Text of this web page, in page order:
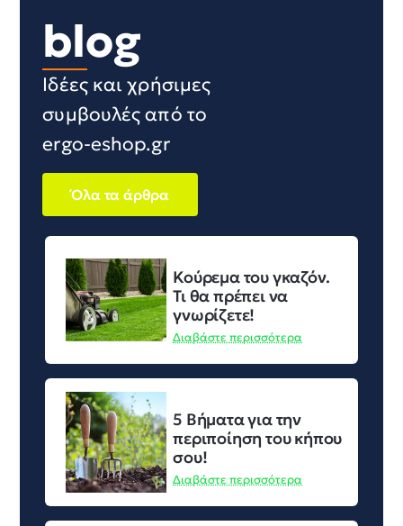
blog
Ιδέες και χρήσιμες
συμβουλές από το
ergo-eshop.gr
Όλα τα άρθρα
Κούρεμα του γκαζόν.
Τι θα πρέπει να
γνωρίζετε!
Διαβάστε περισσότερα
5 Βήματα για την
περιποίηση του κήπου
σου!
Διαβάστε περισσότερα